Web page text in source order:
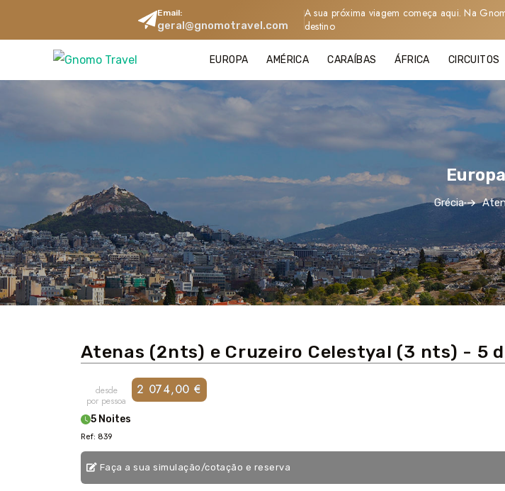
Email:
geral@gnomotravel.com
A sua próxima viagem começa aqui. Na
destino
EUROPA AMÉRICA CARAÍBAS ÁFRICA CIRCUITOS
Europa
Grécia
Atenas (2nts) e Cruzeiro Celestyal (3 nts) - 5
desde
por pessoa
2 074,00 €
5 Noites
Ref: 839
Faça a sua simulação/cotação e reserva